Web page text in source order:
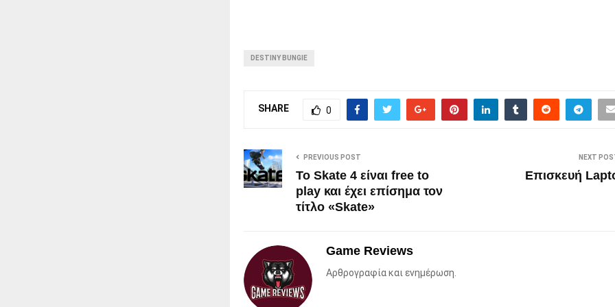
DESTINY BUNGIE
SHARE 0
PREVIOUS POST
Το Skate 4 είναι free to
play και έχει επίσημα τον
τίτλο «Skate»
NEXT
Επισκευή
Game Reviews
Αρθρογραφία και ενημέρωση.